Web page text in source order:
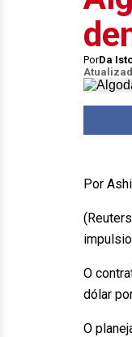
PorDa
Por
O
dólar
O